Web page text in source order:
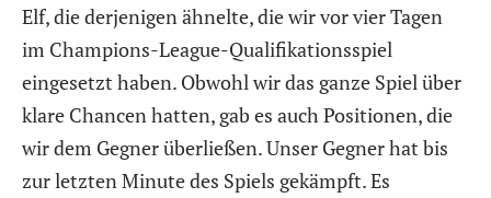
Elf, die derjenigen ähnelte, die wir vor vier Tagen
im Champions-League-Qualifikationsspiel
eingesetzt haben. Obwohl wir das ganze Spiel über
klare Chancen hatten, gab es auch Positionen, die
wir dem Gegner überließen. Unser Gegner hat bis
zur letzten Minute des Spiels gekämpft. Es